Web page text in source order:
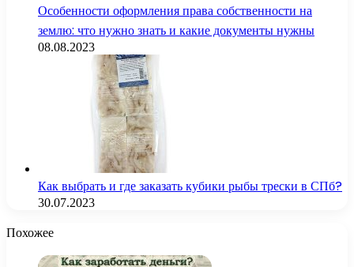
Особенности оформления права собственности на
землю: что нужно знать и какие документы нужны
08.08.2023
Как выбрать и где заказать кубики рыбы трески в СПб?
30.07.2023
Похожее